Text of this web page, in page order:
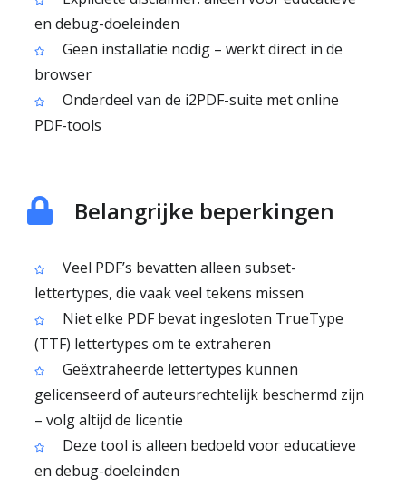
en debug-doeleinden
Geen installatie nodig – werkt direct in de
browser
Onderdeel van de i2PDF-suite met online
PDF-tools
Belangrijke beperkingen
Veel PDF’s bevatten alleen subset-
lettertypes, die vaak veel tekens missen
Niet elke PDF bevat ingesloten TrueType
(TTF) lettertypes om te extraheren
Geëxtraheerde lettertypes kunnen
gelicenseerd of auteursrechtelijk beschermd zijn
– volg altijd de licentie
Deze tool is alleen bedoeld voor educatieve
en debug-doeleinden